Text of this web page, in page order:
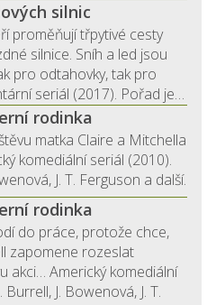
silnic
proměňují třpytivé cesty
silnice. Sníh a led jsou
pro odtahovky, tak pro
seriál (2017). Pořad je…
rodinka
matka Claire a Mitchella
komediální seriál (2010).
J. T. Ferguson a další.
rodinka
do práce, protože chce,
zapomene rozeslat
akci… Americký komediální
J. Bowenová, J. T.